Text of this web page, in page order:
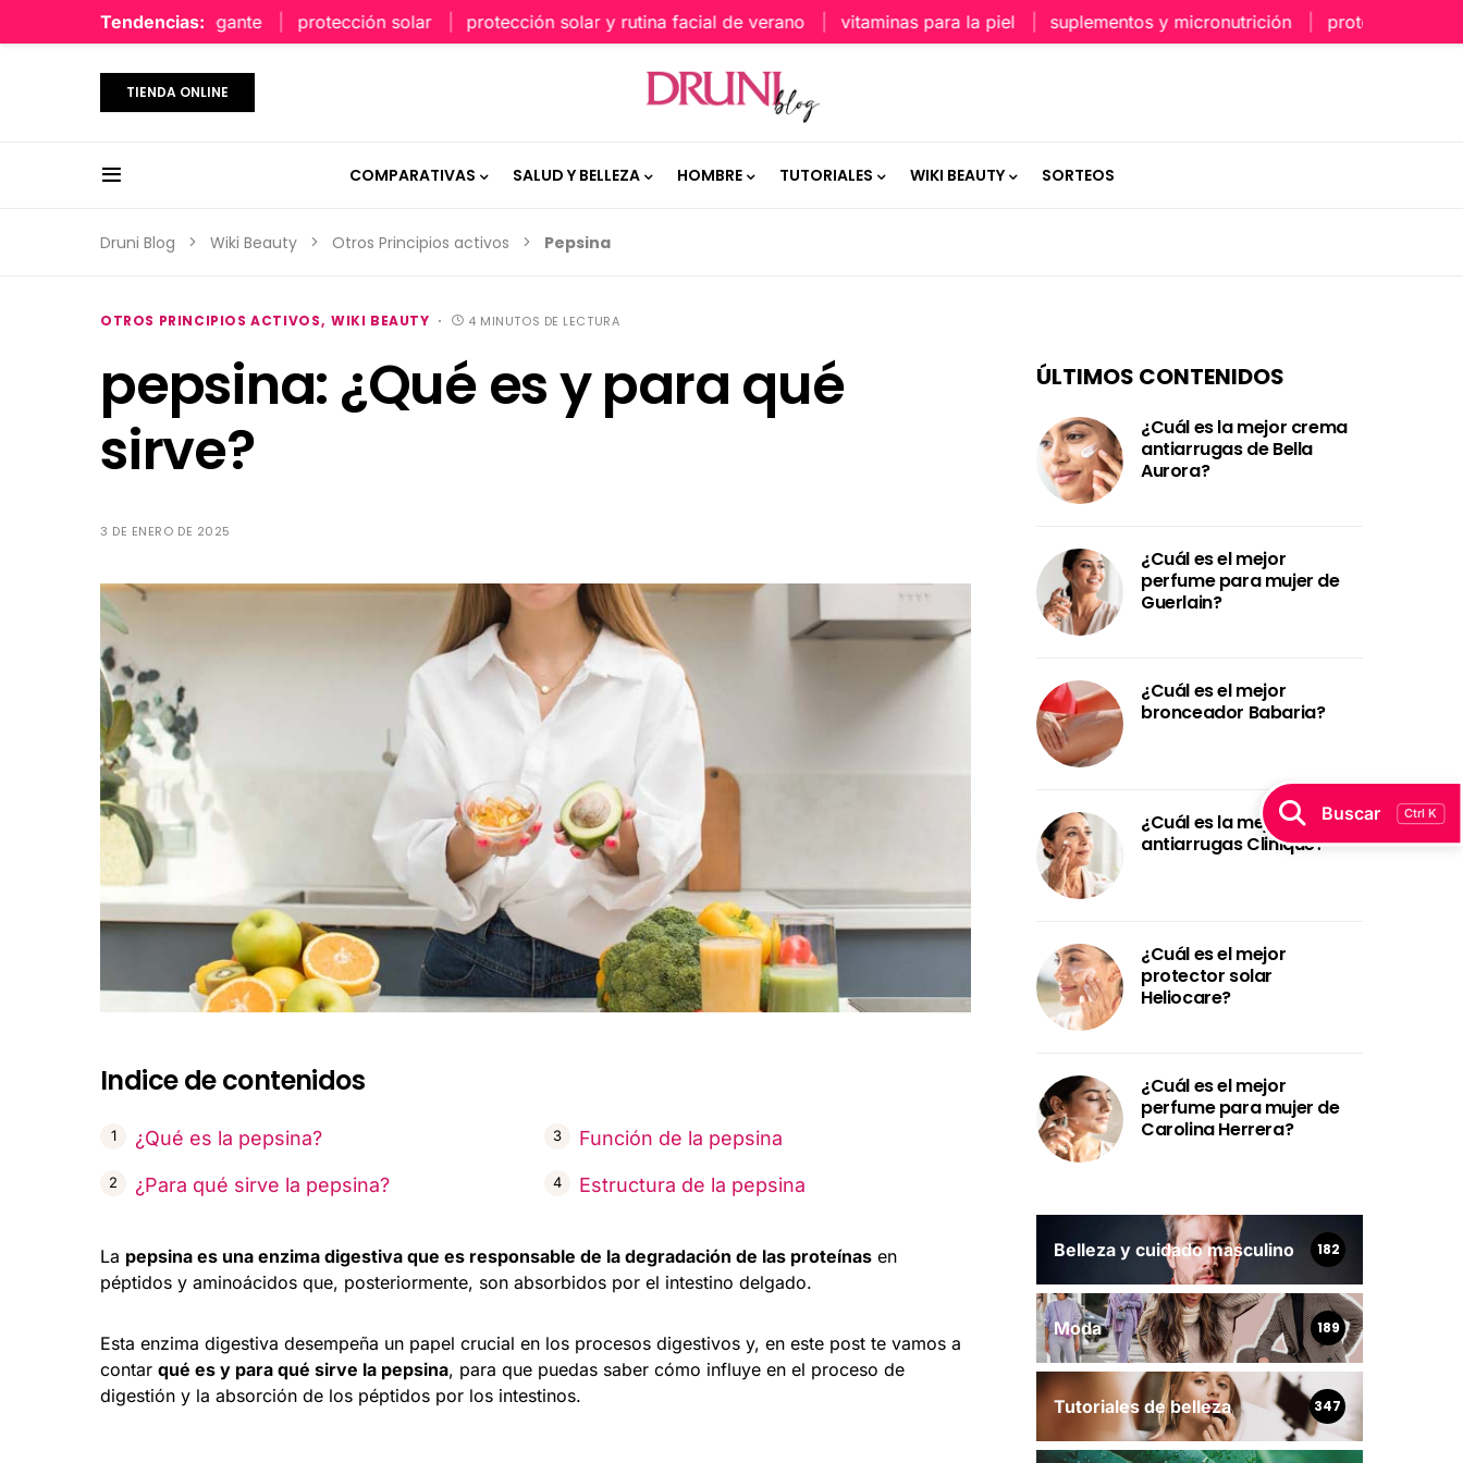
Tendencias:
perfume limpio y elegante protección solar protección solar y rutina facial de verano vitaminas para la piel suplementos y micronutrición protección capilar
TIENDA ONLINE
COMPARATIVAS SALUD Y BELLEZA HOMBRE TUTORIALES WIKI BEAUTY SORTEOS
Druni Blog Wiki Beauty Otros Principios activos Pepsina
OTROS PRINCIPIOS ACTIVOS WIKI BEAUTY 4 MINUTOS DE LECTURA
pepsina: ¿Qué es y para qué
sirve?
3 DE ENERO DE 2025
Indice de contenidos
¿Qué es la pepsina?
¿Para qué sirve la pepsina?
Función de la pepsina
Estructura de la pepsina
La pepsina es una enzima digestiva que es responsable de la degradación de las proteínas en
péptidos y aminoácidos que, posteriormente, son absorbidos por el intestino delgado.
Esta enzima digestiva desempeña un papel crucial en los procesos digestivos y, en este post te vamos a
contar qué es y para qué sirve la pepsina, para que puedas saber cómo influye en el proceso de
digestión y la absorción de los péptidos por los intestinos.
ÚLTIMOS CONTENIDOS
¿Cuál es la mejor crema
antiarrugas de Bella
Aurora?
¿Cuál es el mejor
perfume para mujer de
Guerlain?
¿Cuál es el mejor
bronceador Babaria?
¿Cuál es la mejor crema
antiarrugas Clinique?
¿Cuál es el mejor
protector solar
Heliocare?
¿Cuál es el mejor
perfume para mujer de
Carolina Herrera?
Belleza y cuidado masculino 182
Moda 189
Tutoriales de belleza 347
Buscar Ctrl K